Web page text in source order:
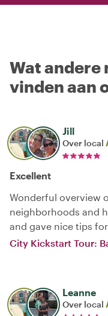
Wat andere
vinden aan
Jill
Over local
Excellent
Wonderful overview
neighborhoods and
and gave nice tips
City Kickstart Tour:
Leanne
Over local